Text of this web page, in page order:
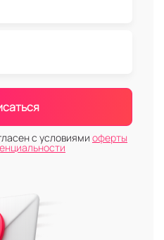
с условиями оферты